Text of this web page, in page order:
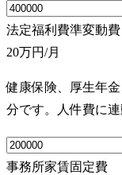
法定福利費準変動費
20万円/月
健康保険、厚生年
分です。人件費に連
事務所家賃固定費